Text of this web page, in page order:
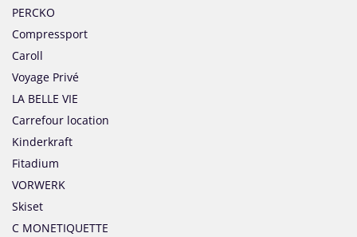
PERCKO
Compressport
Caroll
Voyage Privé
LA BELLE VIE
Carrefour location
Kinderkraft
Fitadium
VORWERK
Skiset
C MONETIQUETTE